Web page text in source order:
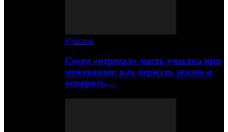
Участок
Сосед «отрезал» часть участка при
межевании: как вернуть землю и
оспорить…